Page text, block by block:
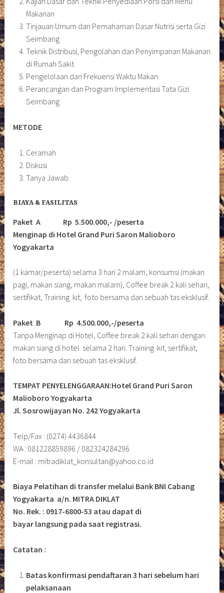
Makanan
Tinjauan Umum dan Pemahaman Dasar Nutrisi serta Gizi
Seimbang
Teknik Distribusi, Pengolahan dan Penyimpanan Makanan
di Rumah Sakit
Pengelolaan dan Frekuensi Waktu Makan
Perancangan dan Program Implementasi Tata Gizi
Seimbang
METODE
Ceramah
Diskusi
Tanya Jawab
BIAYA & FASILITAS
Paket A Rp 5.500.000,- /peserta
Menginap di Hotel Grand Puri Saron Malioboro
Yogyakarta
(1 kamar/peserta) selama 3 hari 2 malam, konsumsi (makan
pagi, makan siang, makan malam), Coffee break 2 kali sehari,
sertifikat, Training kit, foto bersama dan sebuah tas eksklusif.
Paket B
Rp 4.500.000,-/peserta
Tanpa Menginap di Hotel, Coffee break 2 kali sehari dengan
makan siang di hotel selama 2 hari. Training kit, sertifikat,
foto bersama dan sebuah tas eksklusif.
TEMPAT PENYELENGGARAAN:Hotel Grand Puri Saron
Malioboro Yogyakarta
Jl. Sosrowijayan No. 242 Yogyakarta
Telp/Fax : (0274) 4436844
WA : 081228859896 / 082324284296
E-mail : mitradiklat_konsultan@yahoo.co.id
Biaya Pelatihan di transfer melalui Bank BNI Cabang
Yogyakarta a/n. MITRA DIKLAT
No. Rek. : 0917-6800-53 atau dapat di
bayar langsung pada saat registrasi.
Catatan :
Batas konfirmasi pendaftaran 3 hari sebelum hari
pelaksanaan